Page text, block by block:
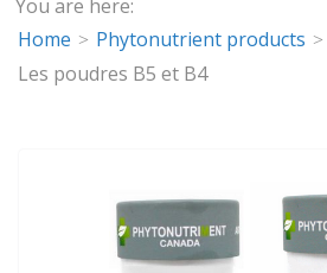
You are here:
Home
Phytonutrient products
Les poudres B5 et B4